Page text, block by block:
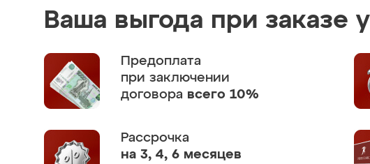
Ваша выгода при заказе
Предоплата
при заключении
договора всего 10%
Рассрочка
на 3, 4, 6 месяцев